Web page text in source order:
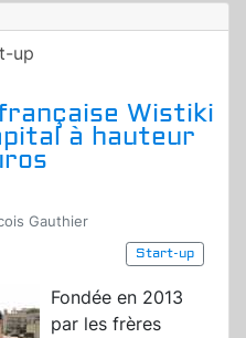
up
Wistiki
à hauteur
Gauthier
Start-up
Fondée en 2013
par les frères